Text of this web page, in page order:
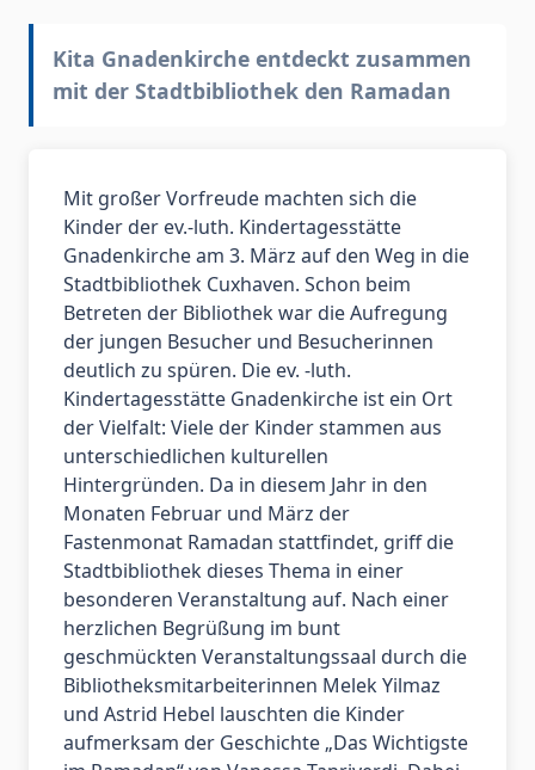
Kita Gnadenkirche entdeckt zusammen
mit der Stadtbibliothek den Ramadan
Mit großer Vorfreude machten sich die
Kinder der ev.-luth. Kindertagesstätte
Gnadenkirche am 3. März auf den Weg in die
Stadtbibliothek Cuxhaven. Schon beim
Betreten der Bibliothek war die Aufregung
der jungen Besucher und Besucherinnen
deutlich zu spüren. Die ev. -luth.
Kindertagesstätte Gnadenkirche ist ein Ort
der Vielfalt: Viele der Kinder stammen aus
unterschiedlichen kulturellen
Hintergründen. Da in diesem Jahr in den
Monaten Februar und März der
Fastenmonat Ramadan stattfindet, griff die
Stadtbibliothek dieses Thema in einer
besonderen Veranstaltung auf. Nach einer
herzlichen Begrüßung im bunt
geschmückten Veranstaltungssaal durch die
Bibliotheksmitarbeiterinnen Melek Yilmaz
und Astrid Hebel lauschten die Kinder
aufmerksam der Geschichte „Das Wichtigste